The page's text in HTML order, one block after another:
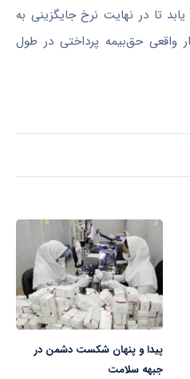
تا در نهایت نرخ جایگزینی به
واقعی حق‌بیمه پرداختی در طول
پیدا و پنهان شکست دشمن در
جبهه سلامت